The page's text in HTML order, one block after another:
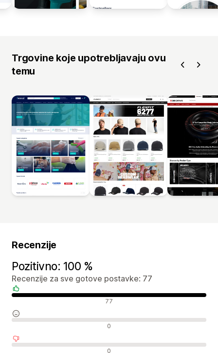
Trgovine koje upotrebljavaju ovu
temu
Recenzije
Pozitivno: 100 %
Recenzije za sve gotove postavke: 77
Pozitivne recenzije 77
Neutralne recenzije 0
Negativne recenzije 0